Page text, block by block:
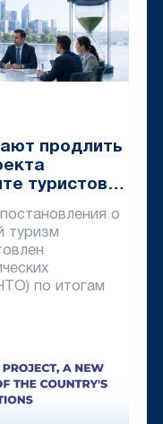
продлить
туристов
о
туризм
по итогам